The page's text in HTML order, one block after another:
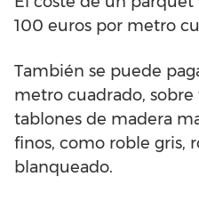
100 euros por metro
También se puede
metro cuadrado, sobre
tablones de madera
finos, como roble gris,
blanqueado.